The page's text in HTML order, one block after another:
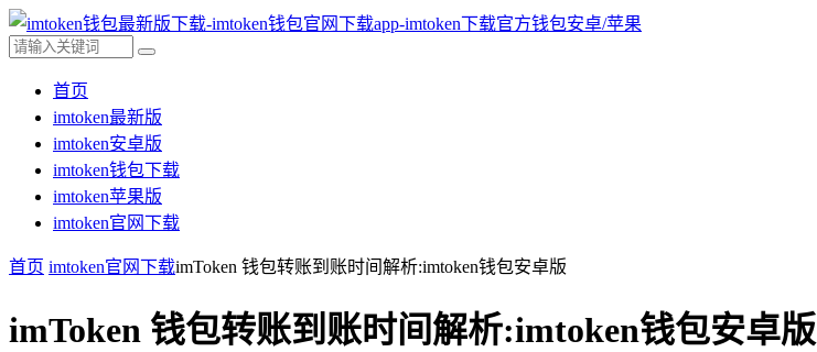
首页
imtoken最新版
imtoken安卓版
imtoken钱包下载
imtoken苹果版
imtoken官网下载
首页 imtoken官网下载imToken 钱包转账到账时间解析:imtoken钱包安卓版
imToken 钱包转账到账时间解析:imtoken钱包安卓版